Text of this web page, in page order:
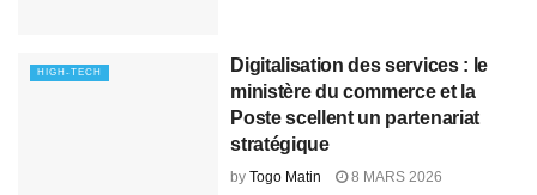
HIGH-TECH
Digitalisation des services : le
ministère du commerce et la
Poste scellent un partenariat
stratégique
by Togo Matin 8 MARS 2026